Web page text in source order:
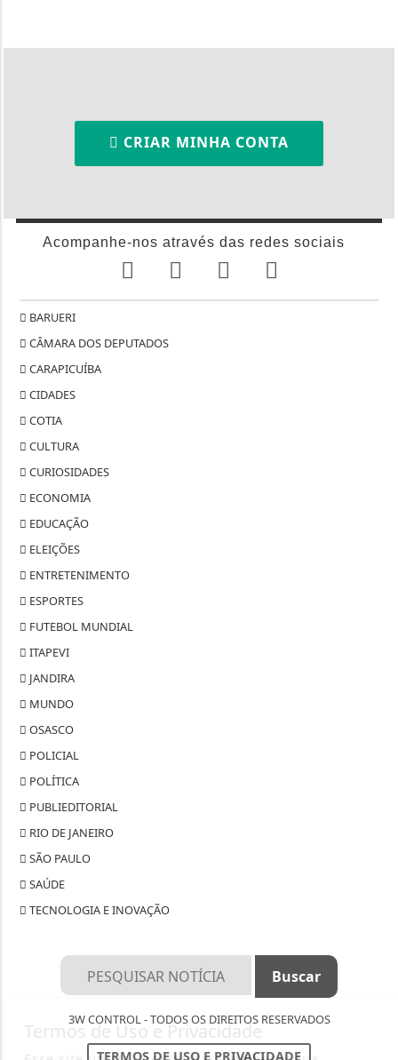
CRIAR MINHA CONTA
Acompanhe-nos através das redes sociais
BARUERI
CÂMARA DOS DEPUTADOS
CARAPICUÍBA
CIDADES
COTIA
CULTURA
CURIOSIDADES
ECONOMIA
EDUCAÇÃO
ELEIÇÕES
ENTRETENIMENTO
ESPORTES
FUTEBOL MUNDIAL
ITAPEVI
JANDIRA
MUNDO
OSASCO
POLICIAL
POLÍTICA
PUBLIEDITORIAL
RIO DE JANEIRO
SÃO PAULO
SAÚDE
TECNOLOGIA E INOVAÇÃO
3W CONTROL - TODOS OS DIREITOS RESERVADOS
TERMOS DE USO E PRIVACIDADE
Termos de Uso e Privacidade